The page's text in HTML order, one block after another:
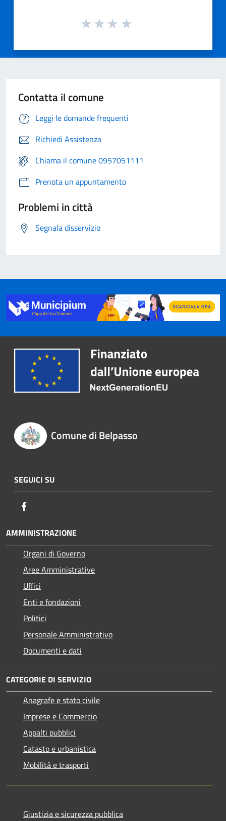
Contatta il comune
Leggi le domande frequenti
Richiedi Assistenza
Chiama il comune 0957051111
Prenota un appuntamento
Problemi in città
Segnala disservizio
Comune di Belpasso
SEGUICI SU
AMMINISTRAZIONE
Organi di Governo
Aree Amministrative
Uffici
Enti e fondazioni
Politici
Personale Amministrativo
Documenti e dati
CATEGORIE DI SERVIZIO
Anagrafe e stato civile
Imprese e Commercio
Appalti pubblici
Catasto e urbanistica
Mobilità e trasporti
Giustizia e sicurezza pubblica